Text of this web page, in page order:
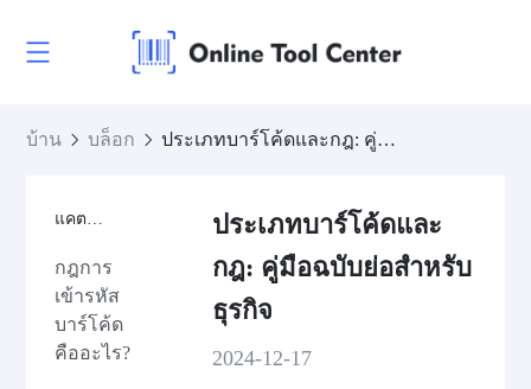
บ้าน บล็อก ประเภทบาร์โค้ดและกฎ: คู่มือฉบับย่อสำหรับธุรกิจ
แคตตาล็อก
กฎการ
เข้ารหัส
บาร์โค้ด
คืออะไร?
ประเภทบาร์โค้ดและ
กฎ: คู่มือฉบับย่อสำหรับ
ธุรกิจ
2024-12-17